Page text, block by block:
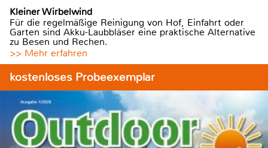
Kleiner Wirbelwind
Für die regelmäßige Reinigung von Hof, Einfahrt oder
Garten sind Akku-Laubbläser eine praktische Alternative
zu Besen und Rechen.
>> Mehr erfahren
kostenloses Probeexemplar